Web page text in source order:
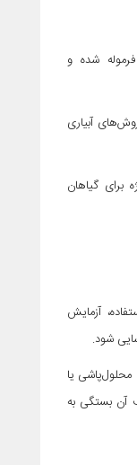
شده و
آبیاری
برای گیاهان
آزمایش
شود.
یا
آن بستگی به